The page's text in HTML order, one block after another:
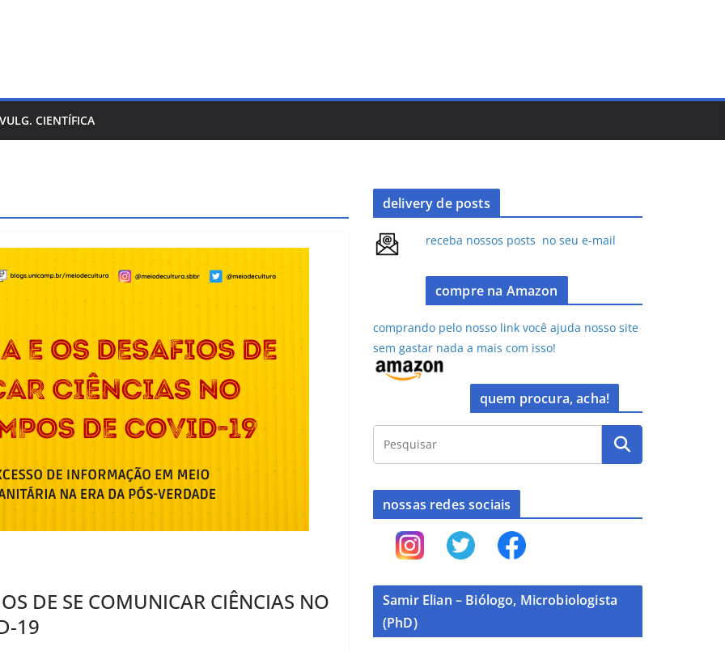
CIENTÍFICA
DE SE COMUNICAR CIÊNCIAS NO
19
delivery de posts
receba nossos posts no seu e-mail
compre na Amazon
comprando pelo nosso link você ajuda nosso site
sem gastar nada a mais com isso!
quem procura, acha!
nossas redes sociais
Samir Elian – Biólogo, Microbiologista
(PhD)